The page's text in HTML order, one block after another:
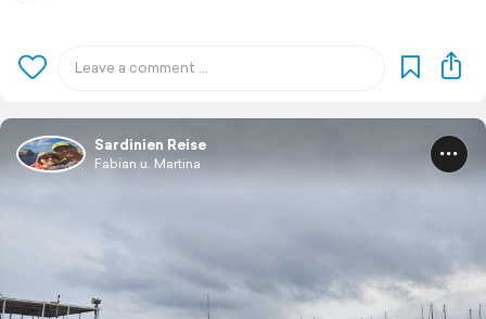
Sardinien Reise
Fabian u. Martina